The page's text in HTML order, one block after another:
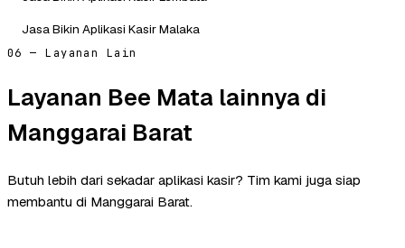
Jasa Bikin Aplikasi Kasir Malaka
06 — Layanan Lain
Layanan Bee Mata lainnya di
Manggarai Barat
Butuh lebih dari sekadar aplikasi kasir? Tim kami juga siap
membantu di Manggarai Barat.